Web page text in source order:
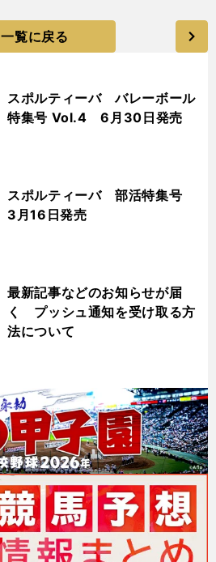
一覧に戻る
スポルティーバ バレーボール
特集号 Vol.4 6月30日発売
スポルティーバ 部活特集号
3月16日発売
最新記事などのお知らせが届
く プッシュ通知を受け取る方
法について